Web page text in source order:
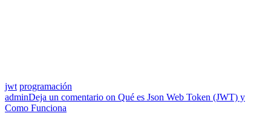
jwt programación
adminDeja un comentario on Qué es Json Web Token (JWT) y
Como Funciona